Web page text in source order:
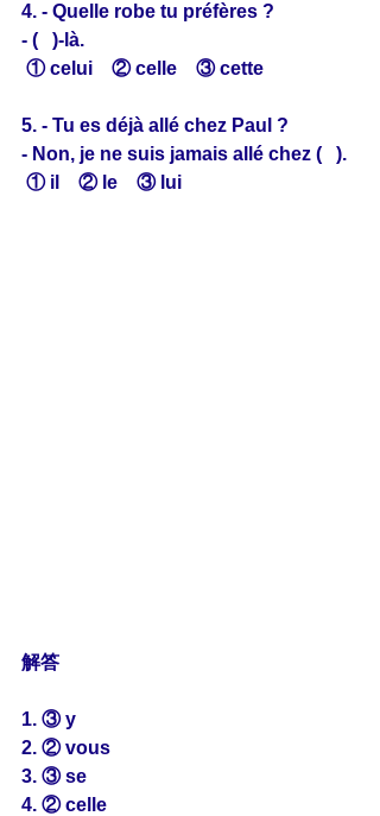
4. - Quelle robe tu préfères ?
- (   )-là.
① celui　② celle　③ cette
5. - Tu es déjà allé chez Paul ?
- Non, je ne suis jamais allé chez (   ).
① il　② le　③ lui
解答
1. ③ y
2. ② vous
3. ③ se
4. ② celle